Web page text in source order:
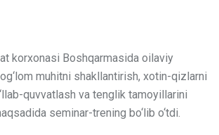
korxonasi Boshqarmasida oilaviy
muhitni shakllantirish, xotin-qizlarni
quvvatlash va tenglik tamoyillarini
seminar-trening bo‘lib o‘tdi.